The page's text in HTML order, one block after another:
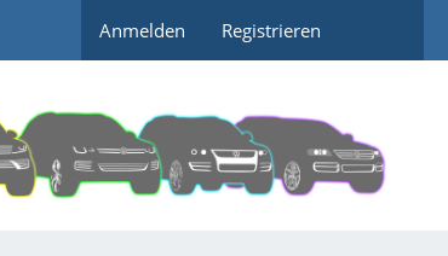
Anmelden Registrieren